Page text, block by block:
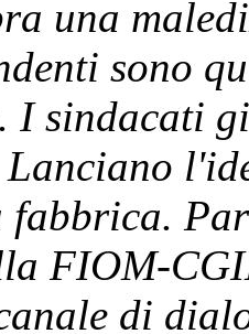
una
sono
I sindacati
Lanciano
fabbrica.
FIOM-
di